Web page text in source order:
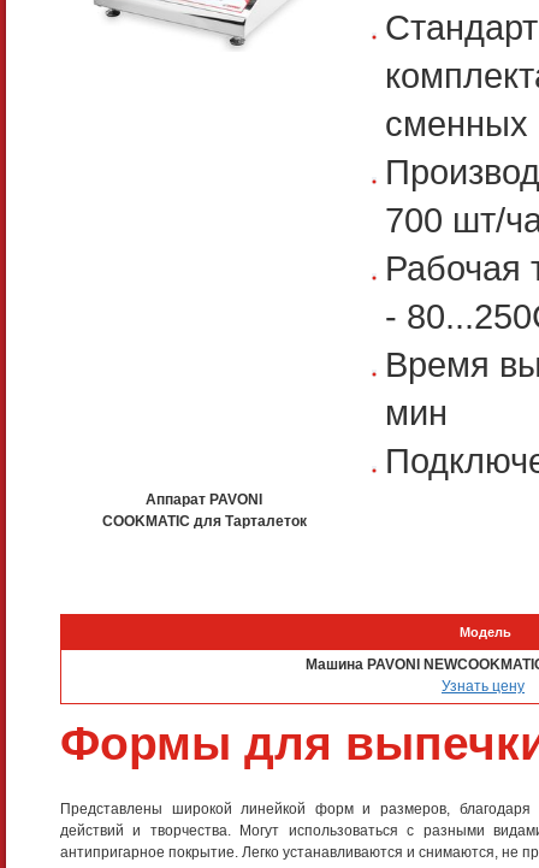
700 шт/
Рабочая
-
Время
мин
Аппарат PAVONI
COOKMATIC для Тарталеток
Модель
Машина PAVONI
Узнать цену
Формы для
Представлены широкой линейкой форм и размеров,
действий и творчества. Могут использоваться с разными
антипригарное покрытие. Легко устанавливаются и снимаются, не